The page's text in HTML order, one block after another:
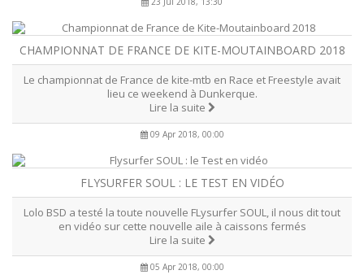
CHAMPIONNAT DE FRANCE DE KITE-MOUTAINBOARD 2018
Le championnat de France de kite-mtb en Race et Freestyle avait
lieu ce weekend à Dunkerque.
Lire la suite
09 Apr 2018, 00:00
FLYSURFER SOUL : LE TEST EN VIDÉO
Lolo BSD a testé la toute nouvelle FLysurfer SOUL, il nous dit tout
en vidéo sur cette nouvelle aile à caissons fermés
Lire la suite
05 Apr 2018, 00:00